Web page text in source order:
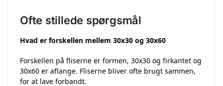
Ofte stillede spørgsmål
Hvad er forskellen mellem 30x30 og 30x60
Forskellen på fliserne er formen, 30x30 og firkantet og
30x60 er aflange. Fliserne bliver ofte brugt sammen,
for at lave forbandt.